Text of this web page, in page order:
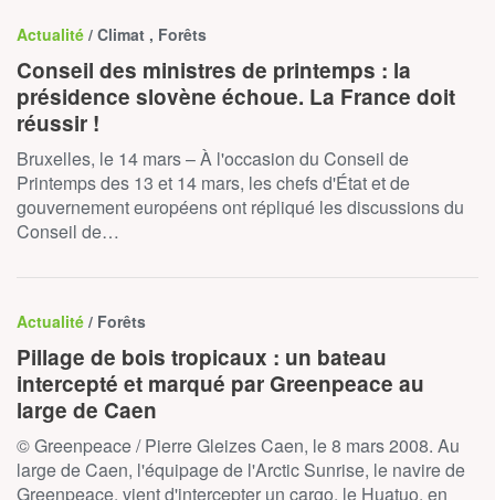
Actualité / Climat , Forêts
Conseil des ministres de printemps : la
présidence slovène échoue. La France doit
réussir !
Bruxelles, le 14 mars – À l'occasion du Conseil de
Printemps des 13 et 14 mars, les chefs d'État et de
gouvernement européens ont répliqué les discussions du
Conseil de…
Actualité / Forêts
Pillage de bois tropicaux : un bateau
intercepté et marqué par Greenpeace au
large de Caen
© Greenpeace / Pierre Gleizes Caen, le 8 mars 2008. Au
large de Caen, l'équipage de l'Arctic Sunrise, le navire de
Greenpeace, vient d'intercepter un cargo, le Huatuo, en